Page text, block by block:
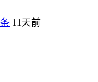
11天前